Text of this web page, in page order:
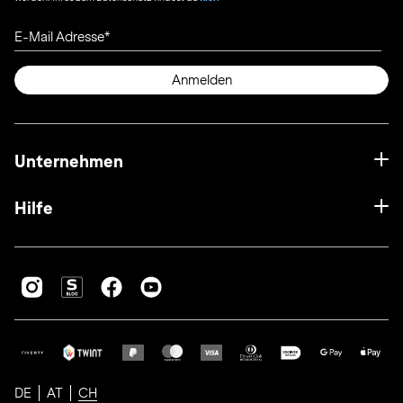
E-Mail Adresse
Anmelden
Unternehmen
Hilfe
DE AT CH